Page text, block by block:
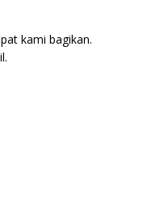
kami bagikan.